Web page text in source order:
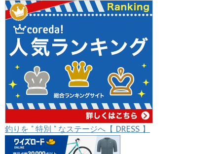
釣りを " 特別 " なステージへ【 DRESS 】